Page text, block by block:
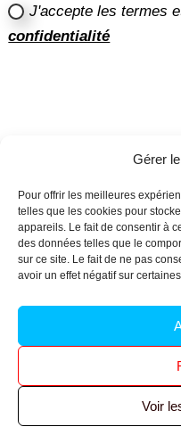
Gérer
Pour offrir les meilleures
telles que les cookies pour
appareils. Le fait de consentir à
des données telles que le
sur ce site. Le fait de ne pas
avoir un effet négatif sur
Voir
J'accepte les termes
confidentialité
Politique de
© 2026 FNIC